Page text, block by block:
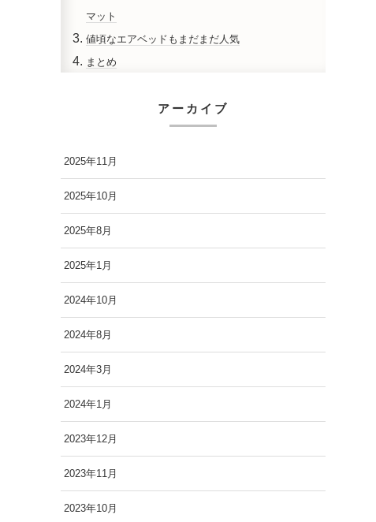
マット
値頃なエアベッドもまだまだ人気
まとめ
アーカイブ
2025年11月
2025年10月
2025年8月
2025年1月
2024年10月
2024年8月
2024年3月
2024年1月
2023年12月
2023年11月
2023年10月